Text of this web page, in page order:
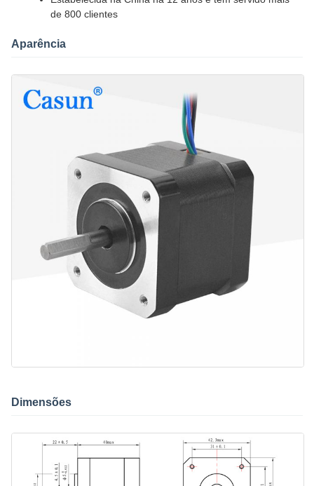
de 800 clientes
Aparência
Dimensões